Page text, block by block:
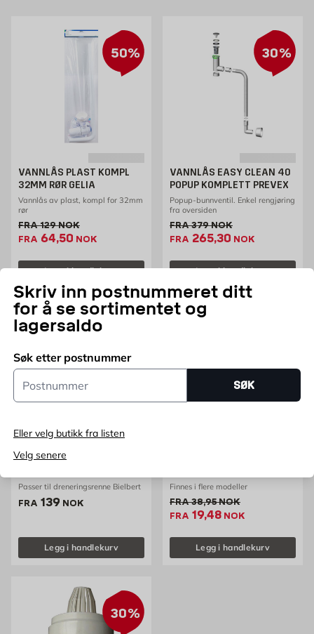
Skriv inn postnummeret ditt
for å se sortimentet og
lagersaldo
Søk etter postnummer
Postnummer
SØK
Eller velg butikk fra listen
Velg senere
50%
VANNLÅS PLAST KOMPL
32MM RØR GELIA
Vannlås av plast, kompl for 32mm
rør
FRAGammel pris 129 NOK /stk
129NOK
FRA Ekstrapris 64.5 NOK /stk
64,50 NOK
Legg i handlekurv
30%
VANNLÅS EASY CLEAN 40
POPUP KOMPLETT PREVEX
Popup-bunnventil. Enkel rengjøring
fra oversiden
FRAGammel pris 379 NOK /stk
379NOK
FRA Ekstrapris 265.3
265,30 NOK
Legg i handlekurv
Vannlås og sandfang
Passer til dreneringsrenne Bielbert
FRA Pris 139 NOK /stk
139 NOK
Legg i handlekurv
Finnes i flere modeller
FRAGammel pris 38.95 NOK /
38,95NOK
FRA Ekstrapris 19.48
19,48 NOK
Legg i handlekurv
30%